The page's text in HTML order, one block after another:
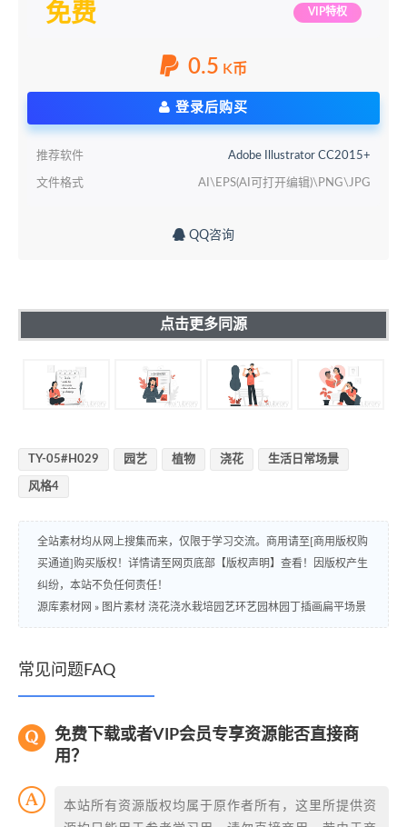
免费 VIP特权
0.5 K币
登录后购买
推荐软件 Adobe Illustrator CC2015+
文件格式 AI\EPS(AI可打开编辑)\PNG\JPG
QQ咨询
点击更多同源
TY-05#H029 园艺 植物 浇花 生活日常场景
风格4
全站素材均从网上搜集而来，仅限于学习交流。商用请至[商用版权购
买通道]购买版权！详情请至网页底部【版权声明】查看！因版权产生
纠纷，本站不负任何责任！
源库素材网 » 图片素材 浇花浇水栽培园艺环艺园林园丁插画扁平场景
常见问题FAQ
免费下载或者VIP会员专享资源能否直接商
用？
本站所有资源版权均属于原作者所有，这里所提供资